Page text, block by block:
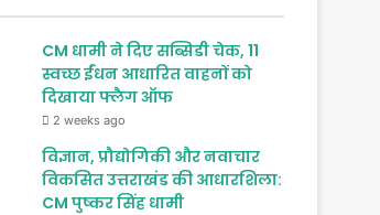
CM धामी ने दिए सब्सिडी चेक, 11
स्वच्छ ईंधन आधारित वाहनों को
दिखाया फ्लैग ऑफ
2 weeks ago
विज्ञान, प्रौद्योगिकी और नवाचार
विकसित उत्तराखंड की आधारशिला:
CM पुष्कर सिंह धामी